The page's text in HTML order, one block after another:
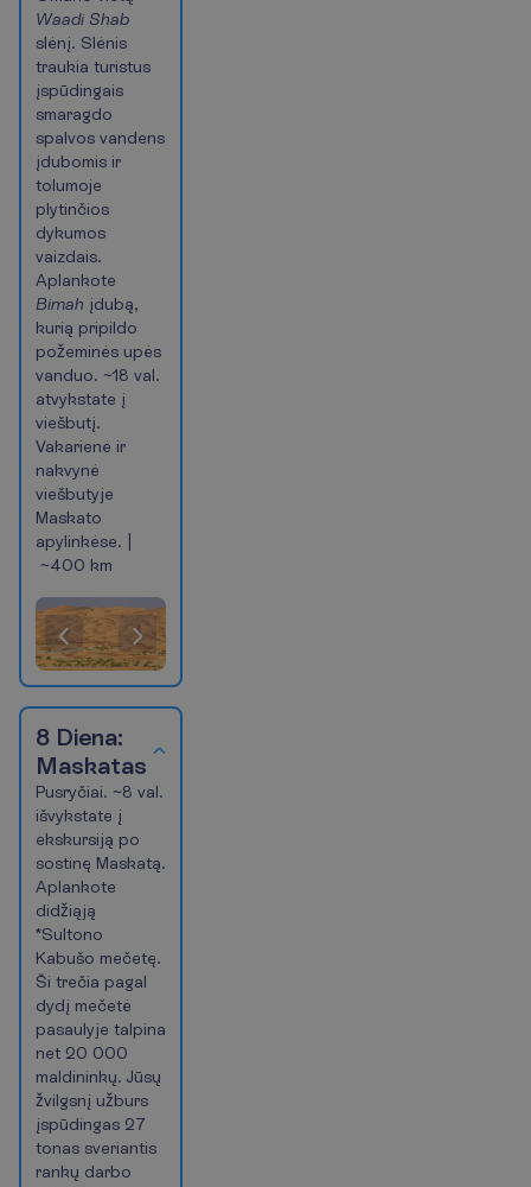
Waadi Shab
slėnį. Slėnis
traukia turistus
įspūdingais
smaragdo
spalvos vandens
įdubomis ir
tolumoje
plytinčios
dykumos
vaizdais.
Aplankote
Bimah įdubą,
kurią pripildo
požeminės upės
vanduo. ~18 val.
atvykstate į
viešbutį.
Vakarienė ir
nakvynė
viešbutyje
Maskato
apylinkėse. |
~400 km
(Šiuo
metu
esanti
skaidrė)
Pasiūlymas
1
of
3
8 Diena:
Maskatas
Pusryčiai. ~8 val.
išvykstate į
ekskursiją po
sostinę Maskatą.
Aplankote
didžiąją
*Sultono
Kabušo mečetę.
Ši trečia pagal
dydį mečetė
pasaulyje talpina
net 20 000
maldininkų. Jūsų
žvilgsnį užburs
įspūdingas 27
tonas sveriantis
rankų darbo